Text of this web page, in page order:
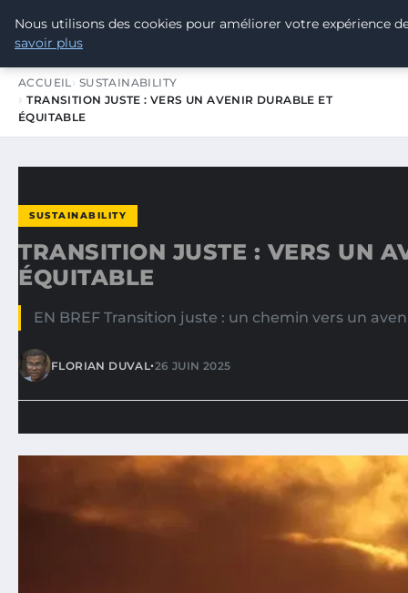
TOUR DE FRANCE POUR LE
ACCUEIL SUSTAINABILITY
TRANSITION JUSTE : VERS UN AVENIR DURABLE ET
ÉQUITABLE
SUSTAINABILITY
TRANSITION JUSTE : VERS UN
ÉQUITABLE
EN BREF Transition juste : un chemin vers un
FLORIAN DUVAL•26 JUIN 2025
Nous utilisons des cookies pour améliorer votre expérience
savoir plus